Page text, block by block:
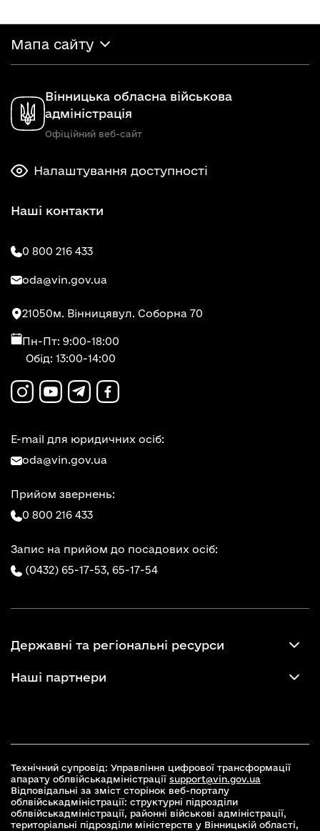
Мапа сайту
Вінницька обласна військова
адміністрація
Офіційний веб-сайт
Налаштування доступності
Наші контакти
0 800 216 433
oda@vin.gov.ua
21050м. Вінницявул. Соборна 70
Пн-Пт: 9:00-18:00
Обід: 13:00-14:00
E-mail для юридичних осіб:
oda@vin.gov.ua
Прийом звернень:
0 800 216 433
Запис на прийом до посадових осіб:
(0432) 65-17-53, 65-17-54
Державні та регіональні ресурси
Наші партнери
Технічний супровід: Управління цифрової трансформації
апарату облвійськадміністрації support@vin.gov.ua
Відповідальні за зміст сторінок веб-порталу
облвійськадміністрації: структурні підрозділи
облвійськадміністрації, районні військові адміністрації,
територіальні підрозділи міністерств у Вінницькій області,